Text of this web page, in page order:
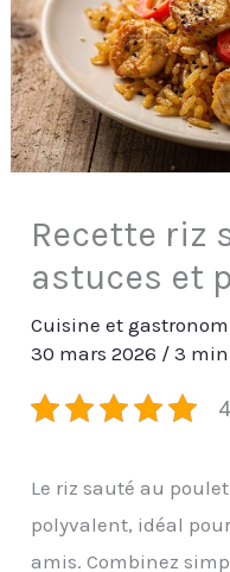
Recette riz
astuces et
Cuisine et
30 mars 2026 /3
Le riz sauté au
polyvalent, idéal
amis. Combinez